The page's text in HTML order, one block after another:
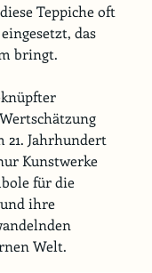
Teppiche oft
das
bringt.
Jahrhundert
Kunstwerke
für die
ihre
Welt.